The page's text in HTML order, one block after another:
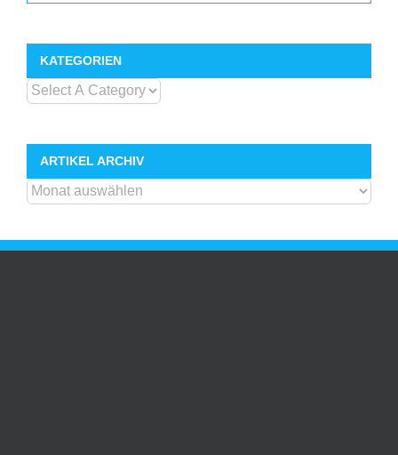
KATEGORIEN
ARTIKEL ARCHIV
ARTIKEL
ARCHIV